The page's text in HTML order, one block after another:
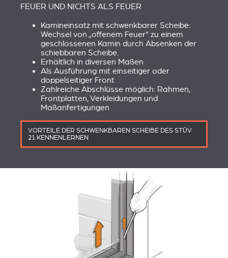
FEUER UND NICHTS ALS FEUER
Kamineinsatz mit schwenkbarer Scheibe:
Wechsel von „offenem Feuer“ zu einem
geschlossenen Kamin durch Absenken der
schiebbaren Scheibe.
Erhältlich in diversen Maßen
Als Ausführung mit einseitiger oder
doppelseitiger Front
Zahlreiche Abschlüsse möglich: Rahmen,
Frontplatten, Verkleidungen und
Maßanfertigungen
VORTEILE DER SCHWENKBAREN SCHEIBE DES STÛV
21 KENNENLERNEN